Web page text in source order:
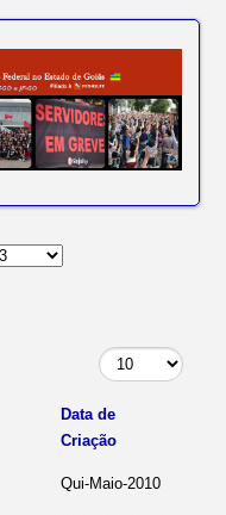
Data de
Criação
Qui-Maio-2010